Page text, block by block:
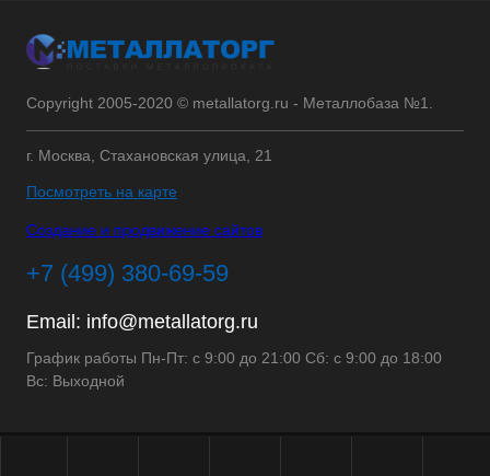
Copyright 2005-2020 © metallatorg.ru - Металлобаза №1.
г. Москва, Стахановская улица, 21
Посмотреть на карте
Создание и продвижение сайтов
+7 (499) 380-69-59
Email: info@metallatorg.ru
График работы Пн-Пт: с 9:00 до 21:00 Сб: с 9:00 до 18:00
Вс: Выходной